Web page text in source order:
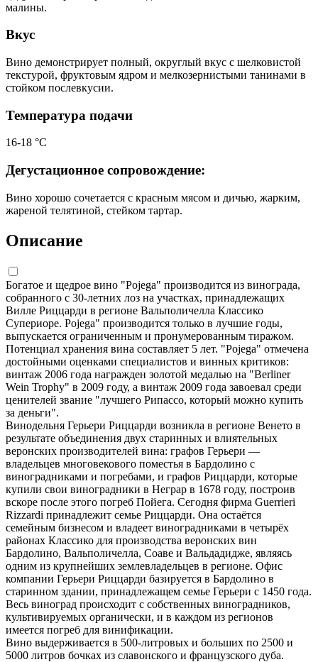
малины.
Вкус
Вино демонстрирует полный, округлый вкус с шелковистой
текстурой, фруктовым ядром и мелкозернистыми танинами в
стойком послевкусии.
Температура подачи
16-18 °С
Дегустационное сопровождение:
Вино хорошо сочетается с красным мясом и дичью, жарким,
жареной телятиной, стейком тартар.
Описание
Богатое и щедрое вино "Pojega" производится из винограда,
собранного с 30-летних лоз на участках, принадлежащих
Вилле Риццарди в регионе Вальполичелла Классико
Супериоре. Pojega" производится только в лучшие годы,
выпускается ограниченным и пронумерованным тиражом.
Потенциал хранения вина составляет 5 лет. "Pojega" отмечена
достойными оценками специалистов и винных критиков:
винтаж 2006 года награжден золотой медалью на "Berliner
Wein Trophy" в 2009 году, а винтаж 2009 года завоевал среди
ценителей звание "лучшего Рипассо, который можно купить
за деньги".
Винодельня Герьери Риццарди возникла в регионе Венето в
результате объединения двух старинных и влиятельных
веронских производителей вина: графов Герьери —
владельцев многовекового поместья в Бардолино с
виноградниками и погребами, и графов Риццарди, которые
купили свои виноградники в Неграр в 1678 году, построив
вскоре после этого погреб Пойега. Сегодня фирма Guerrieri
Rizzardi принадлежит семье Риццарди. Она остаётся
семейным бизнесом и владеет виноградниками в четырёх
районах Классико для производства веронских вин
Бардолино, Вальполичелла, Соаве и Вальдадидже, являясь
одним из крупнейших землевладельцев в регионе. Офис
компании Герьери Риццарди базируется в Бардолино в
старинном здании, принадлежащем семье Герьери с 1450 года.
Весь виноград происходит с собственных виноградников,
культивируемых органически, и в каждом из регионов
имеется погреб для винификации.
Вино выдерживается в 500-литровых и больших по 2500 и
5000 литров бочках из славонского и французского дуба.